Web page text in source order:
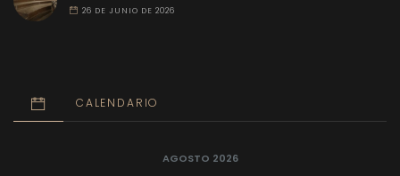
26 DE JUNIO DE 2026
CALENDARIO
AGOSTO 2026